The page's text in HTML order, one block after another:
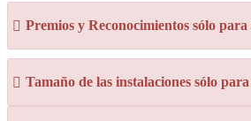
Premios y Reconocimientos sólo
Tamaño de las instalaciones sólo